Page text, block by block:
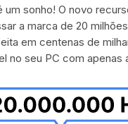
um sonho! O novo
a marca de 20
em centenas de
no seu PC com apenas